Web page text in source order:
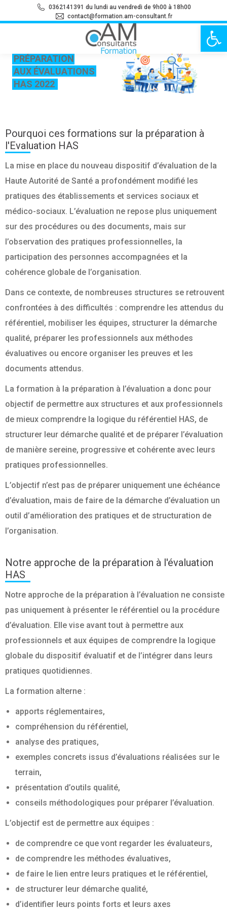
Ouvrir
0362141391 du lundi au vendredi de 9h00 à 18h00
contact@formation.am-consultant.fr
PRÉPARATION
AUX ÉVALUATIONS
HAS 2022
Pourquoi ces formations sur la préparation à
l'Evaluation HAS
La mise en place du nouveau dispositif d’évaluation de la
Haute Autorité de Santé a profondément modifié les
pratiques des établissements et services sociaux et
médico-sociaux. L’évaluation ne repose plus uniquement
sur des procédures ou des documents, mais sur
l’observation des pratiques professionnelles, la
participation des personnes accompagnées et la
cohérence globale de l’organisation.
Dans ce contexte, de nombreuses structures se retrouvent
confrontées à des difficultés : comprendre les attendus du
référentiel, mobiliser les équipes, structurer la démarche
qualité, préparer les professionnels aux méthodes
évaluatives ou encore organiser les preuves et les
documents attendus.
La formation à la préparation à l’évaluation a donc pour
objectif de permettre aux structures et aux professionnels
de mieux comprendre la logique du référentiel HAS, de
structurer leur démarche qualité et de préparer l’évaluation
de manière sereine, progressive et cohérente avec leurs
pratiques professionnelles.
L’objectif n’est pas de préparer uniquement une échéance
d’évaluation, mais de faire de la démarche d’évaluation un
outil d’amélioration des pratiques et de structuration de
l’organisation.
Notre approche de la préparation à l'évaluation
HAS
Notre approche de la préparation à l’évaluation ne consiste
pas uniquement à présenter le référentiel ou la procédure
d’évaluation. Elle vise avant tout à permettre aux
professionnels et aux équipes de comprendre la logique
globale du dispositif évaluatif et de l’intégrer dans leurs
pratiques quotidiennes.
La formation alterne :
apports réglementaires,
compréhension du référentiel,
analyse des pratiques,
exemples concrets issus d’évaluations réalisées sur le
terrain,
présentation d’outils qualité,
conseils méthodologiques pour préparer l’évaluation.
L’objectif est de permettre aux équipes :
de comprendre ce que vont regarder les évaluateurs,
de comprendre les méthodes évaluatives,
de faire le lien entre leurs pratiques et le référentiel,
de structurer leur démarche qualité,
d’identifier leurs points forts et leurs axes